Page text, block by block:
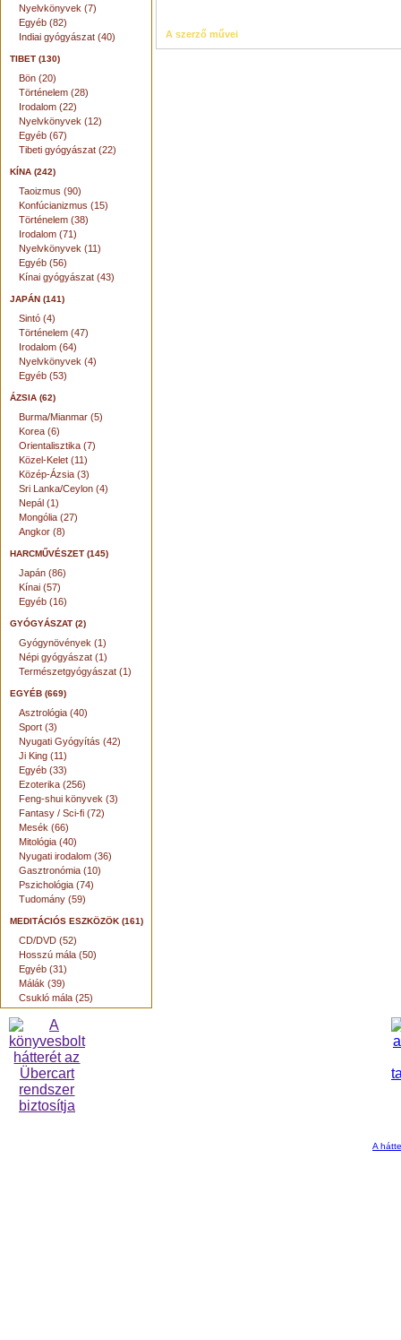
Nyelvkönyvek (7)
Egyéb (82)
Indiai gyógyászat (40)
TIBET (130)
Bön (20)
Történelem (28)
Irodalom (22)
Nyelvkönyvek (12)
Egyéb (67)
Tibeti gyógyászat (22)
KÍNA (242)
Taoizmus (90)
Konfúcianizmus (15)
Történelem (38)
Irodalom (71)
Nyelvkönyvek (11)
Egyéb (56)
Kínai gyógyászat (43)
JAPÁN (141)
Sintó (4)
Történelem (47)
Irodalom (64)
Nyelvkönyvek (4)
Egyéb (53)
ÁZSIA (62)
Burma/Mianmar (5)
Korea (6)
Orientalisztika (7)
Közel-Kelet (11)
Közép-Ázsia (3)
Sri Lanka/Ceylon (4)
Nepál (1)
Mongólia (27)
Angkor (8)
HARCMŰVÉSZET (145)
Japán (86)
Kínai (57)
Egyéb (16)
GYÓGYÁSZAT (2)
Gyógynövények (1)
Népi gyógyászat (1)
Természetgyógyászat (1)
EGYÉB (669)
Asztrológia (40)
Sport (3)
Nyugati Gyógyítás (42)
Ji King (11)
Egyéb (33)
Ezoterika (256)
Feng-shui könyvek (3)
Fantasy / Sci-fi (72)
Mesék (66)
Mitológia (40)
Nyugati irodalom (36)
Gasztronómia (10)
Pszichológia (74)
Tudomány (59)
MEDITÁCIÓS ESZKÖZÖK (161)
CD/DVD (52)
Hosszú mála (50)
Egyéb (31)
Málák (39)
Csukló mála (25)
A szerző művei
A